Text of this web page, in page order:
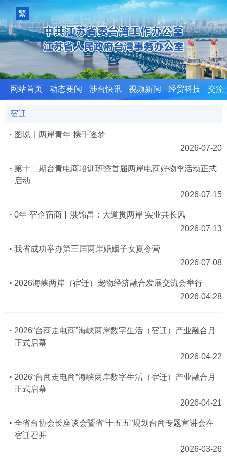
繁
體
版
网站首页 动态要闻 涉台快讯 视频新闻 经贸科技 交流
宿迁
图说｜两岸青年 携手逐梦
2026-07-20
第十二期台青电商培训班暨首届两岸电商好物季活动正式
启动
2026-07-15
0年·宿企宿商丨洪锦昌：大道贯两岸 实业共长风
2026-07-13
我省成功举办第三届两岸婚姻子女夏令营
2026-07-08
2026海峡两岸（宿迁）宠物经济融合发展交流会举行
2026-04-28
2026“台商走电商”海峡两岸数字生活（宿迁）产业融合月
正式启幕
2026-04-22
2026“台商走电商”海峡两岸数字生活（宿迁）产业融合月
正式启幕
2026-04-21
全省台协会长座谈会暨省“十五五”规划台商专题宣讲会在
宿迁召开
2026-03-26